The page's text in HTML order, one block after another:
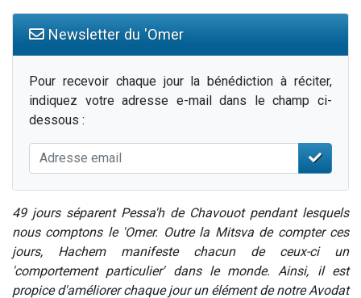
Newsletter du 'Omer
Pour recevoir chaque jour la bénédiction à réciter,
indiquez votre adresse e-mail dans le champ ci-
dessous :
49 jours séparent Pessa'h de Chavouot pendant lesquels
nous comptons le 'Omer. Outre la Mitsva de compter ces
jours, Hachem manifeste chacun de ceux-ci un
'comportement particulier' dans le monde. Ainsi, il est
propice d'améliorer chaque jour un élément de notre Avodat